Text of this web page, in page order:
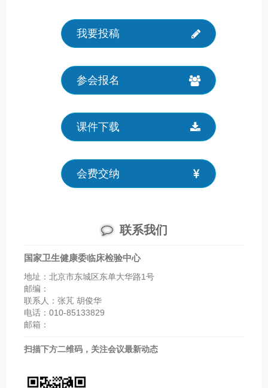
我要投稿
参会报名
课件下载
会费交纳
联系我们
国家卫生健康委临床检验中心
地址：北京市东城区东单大华路1号
邮编：
联系人：张芃 胡俊华
电话：010-85133829
邮箱：
扫描下方二维码，关注会议最新动态